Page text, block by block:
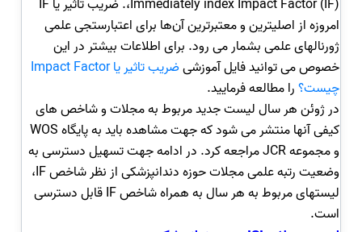
،Immediately index Impact Factor (IF). ضریب تاثیر یا IF
امروزه از اصلیترین و معتبرترین آن‌ها برای اعتبارستجی علمی
ژورنالهای علمی بشمار می رود. برای اطلاعات بیشتر در این
خصوص می توانید فایل آموزشی
ضریب تاثیر یا Impact Factor
چیست؟را مطالعه فرمایید.
در ژوئن هر سال لیست جدید مربوط به مجلات و شاخص های
کیفی آنها منتشر می شود که جهت مشاهده باید به پایگاه WOS
و مجموعه JCR مراجعه کرد. در ادامه جهت تسهیل دسترسی به
وضعیت رتبه علمی مجلات حوزه دندانپزشکی از نظر شاخص IF،
لیستهای مربوط به هر سال به همراه شاخص IF قابل دسترسی
است.